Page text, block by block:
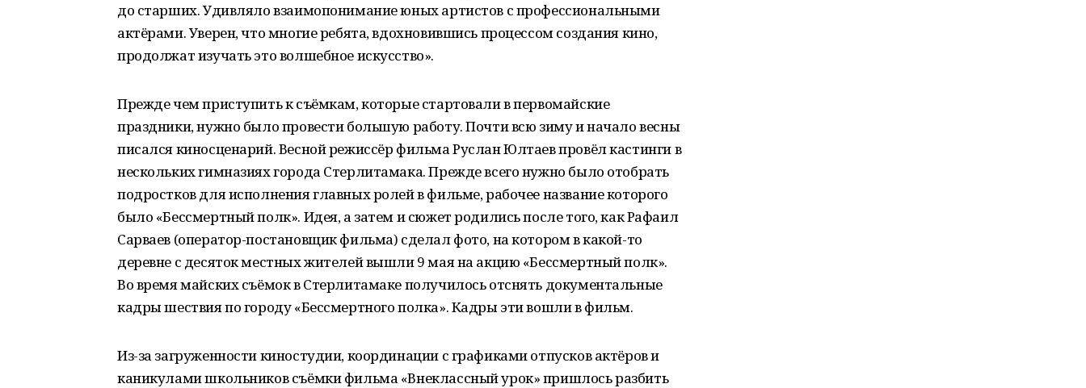
до старших. Удивляло взаимопонимание юных артистов с профессиональными
актёрами. Уверен, что многие ребята, вдохновившись процессом создания кино,
продолжат изучать это волшебное искусство».
Прежде чем приступить к съёмкам, которые стартовали в первомайские
праздники, нужно было провести большую работу. Почти всю зиму и начало весны
писался киносценарий. Весной режиссёр фильма Руслан Юлтаев провёл кастинги в
нескольких гимназиях города Стерлитамака. Прежде всего нужно было отобрать
подростков для исполнения главных ролей в фильме, рабочее название которого
было «Бессмертный полк». Идея, а затем и сюжет родились после того, как Рафаил
Сарваев (оператор-постановщик фильма) сделал фото, на котором в какой-то
деревне с десяток местных жителей вышли 9 мая на акцию «Бессмертный полк».
Во время майских съёмок в Стерлитамаке получилось отснять документальные
кадры шествия по городу «Бессмертного полка». Кадры эти вошли в фильм.
Из-за загруженности киностудии, координации с графиками отпусков актёров и
каникулами школьников съёмки фильма «Внеклассный урок» пришлось разбить